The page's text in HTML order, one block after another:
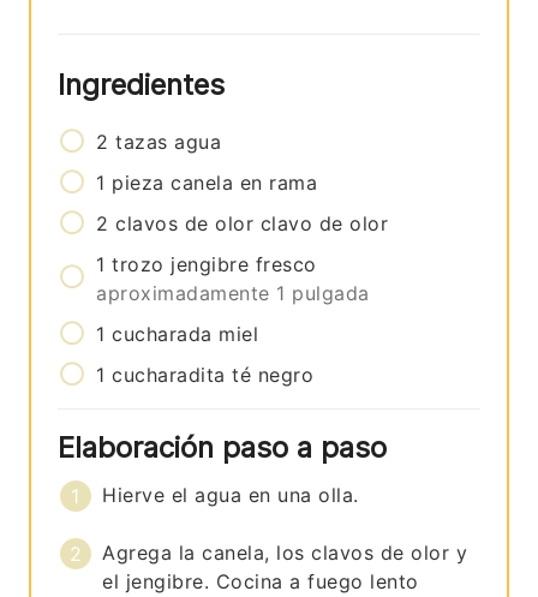
Ingredientes
2 tazas agua
1 pieza canela en rama
2 clavos de olor clavo de olor
1 trozo jengibre fresco
aproximadamente 1 pulgada
1 cucharada miel
1 cucharadita té negro
Elaboración paso a paso
Hierve el agua en una olla.
Agrega la canela, los clavos de olor y
el jengibre. Cocina a fuego lento